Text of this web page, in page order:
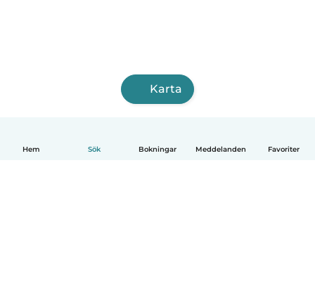
Hem Sök Bokningar Meddelanden Favoriter
Karta